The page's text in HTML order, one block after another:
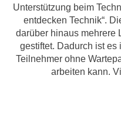
Unterstützung beim
entdecken Technik“.
darüber hinaus mehrere
gestiftet. Dadurch ist
Teilnehmer ohne
arbeiten kann.